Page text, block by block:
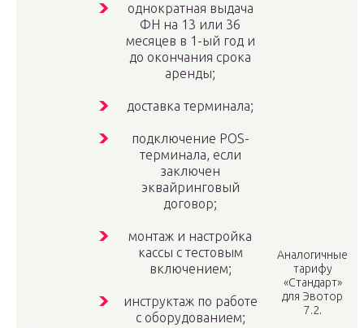
однократная выдача
ФН на 13 или 36
месяцев в 1-ый год и
до окончания срока
аренды;
доставка терминала;
подключение POS-
терминала, если
заключен
эквайринговый
договор;
монтаж и настройка
кассы с тестовым
включением;
инструктаж по работе
с оборудованием;
Аналогичные
тарифу
«Стандарт»
для Эвотор
7.2.